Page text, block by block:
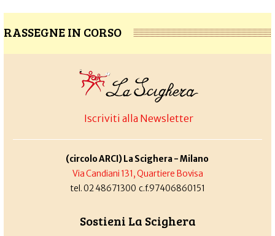
RASSEGNE IN CORSO
Iscriviti alla Newsletter
(circolo ARCI) La Scighera - Milano
Via Candiani 131, Quartiere Bovisa
tel. 02 48671300 c.f.97406860151
Sostieni La Scighera